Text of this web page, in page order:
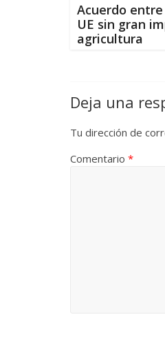
Acuerdo
UE sin gran
agricultura
Deja una
Tu dirección de
Comentario *